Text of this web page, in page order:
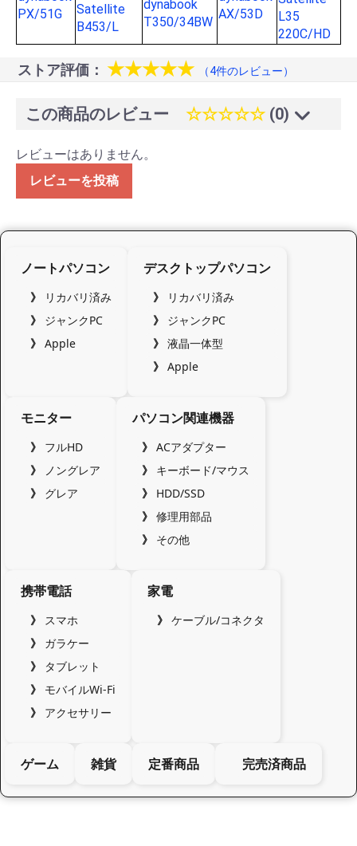
PX/51G
Satellite
B453/L
dynabook
T350/34BW
AX/53D
L35
220C/HD
ストア評価： ★★★★★ （4件のレビュー）
この商品のレビュー ☆☆☆☆☆ (0)
レビューはありません。
レビューを投稿
ノートパソコン
リカバリ済み
ジャンクPC
Apple
デスクトップパソコン
リカバリ済み
ジャンクPC
液晶一体型
Apple
モニター
フルHD
ノングレア
グレア
パソコン関連機器
ACアダプター
キーボード/マウス
HDD/SSD
修理用部品
その他
携帯電話
スマホ
ガラケー
タブレット
モバイルWi-Fi
アクセサリー
家電
ケーブル/コネクタ
ゲーム 雑貨 定番商品 完売済商品